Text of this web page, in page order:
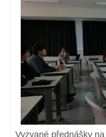
Vyzvané přednášky